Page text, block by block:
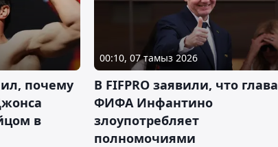
почему
в
00:10, 07 тамыз 2026
В FIFPRO заявили, что глава
ФИФА Инфантино
злоупотребляет
полномочиями